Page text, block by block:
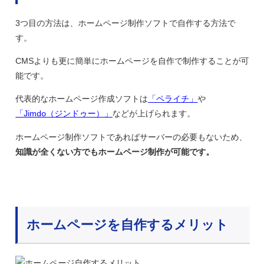
3つ目の方法は、ホームページ制作ソフトで自作する方法で
す。
CMSよりも更に簡単にホームページを自作で制作することが可
能です。
代表的なホームページ作成ソフトは 「ペライチ」や
「Jimdo（ジンドゥー）」 などが上げられます。
ホームページ制作ソフトであればサーバーの必要もないため、
知識が全くない方でもホームページ制作が可能です。
ホームページを自作するメリット